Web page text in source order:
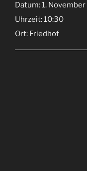
Datum:1.
Uhrzeit:10:30
Ort: Friedhof